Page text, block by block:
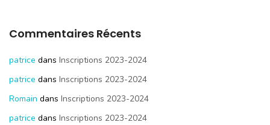
Commentaires Récents
patrice dans Inscriptions 2023-2024
patrice dans Inscriptions 2023-2024
Romain dans Inscriptions 2023-2024
patrice dans Inscriptions 2023-2024